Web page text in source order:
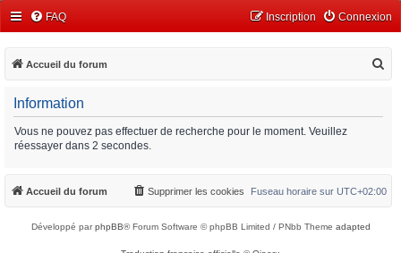
FAQ Connexion
Inscription
Accueil du forum
c
Information
Vous ne pouvez pas effectuer de recherche pour le moment. Veuillez
réessayer dans 2 secondes.
Accueil du forum Fuseau horaire sur UTC+02:00
Supprimer les cookies
Développé parphpBB® Forum Software © phpBB Limited / PNbb Theme adapted